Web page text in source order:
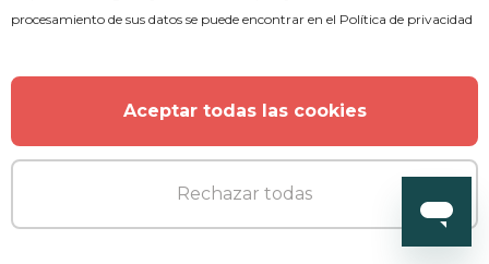
procesamiento de sus datos se puede encontrar en el Política de privacidad
Aceptar todas las cookies
Rechazar todas